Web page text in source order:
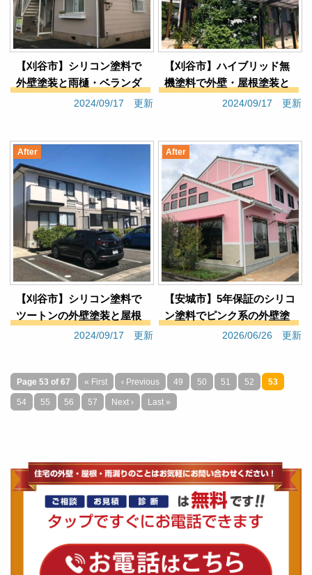
【刈谷市】シリコン塗料で
外壁塗装と雨樋・ベランダ
補修工事（集合住宅Ｅアパ
2024/09/17 更新
【刈谷市】ハイブリッド無
機塗料で外壁・屋根塗装と
漆喰・雨樋補修工事（戸建
2024/09/17 更新
【刈谷市】シリコン塗料で
ツートンの外壁塗装と屋根
塗装（集合住宅Ｓアパー
After
2024/09/17 更新
【安城市】5年保証のシリコ
ン塗料でピンク系の外壁塗
装（店舗Ｃ様）
After
2026/06/26 更新
Page 53 of 67 « First ‹ Previous 49 50 51 52 53
54 55 56 57 Next › Last »